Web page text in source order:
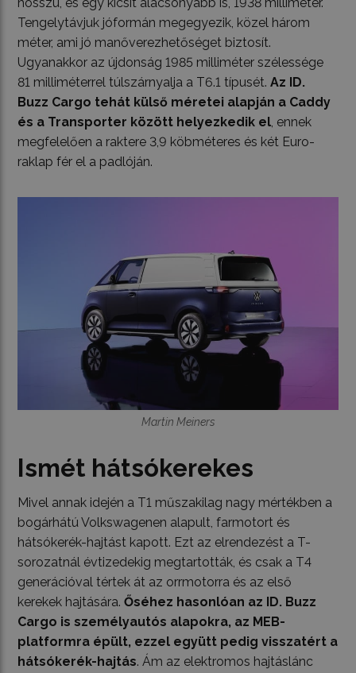
Tengelytávjuk jóformán megegyezik, közel három
méter, ami jó manőverezhetőséget biztosít.
Ugyanakkor az újdonság 1985 milliméter szélessége
81 milliméterrel túlszárnyalja a T6.1 típusét.Az ID.
Buzz Cargo tehát külső méretei alapján a Caddy
és a Transporter között helyezkedik el , ennek
megfelelően a raktere 3,9 köbméteres és két Euro-
raklap fér el a padlóján.
Martin Meiners
Ismét hátsókerekes
Mivel annak idején a T1 műszakilag nagy mértékben a
bogárhátú Volkswagenen alapult, farmotort és
hátsókerék-hajtást kapott. Ezt az elrendezést a T-
sorozatnál évtizedekig megtartották, és csak a T4
generációval tértek át az orrmotorra és az első
kerekek hajtására.Őséhez hasonlóan az ID. Buzz
Cargo is személyautós alapokra, az MEB-
platformra épült, ezzel együtt pedig visszatért a
hátsókerék-hajtás. Ám az elektromos hajtáslánc